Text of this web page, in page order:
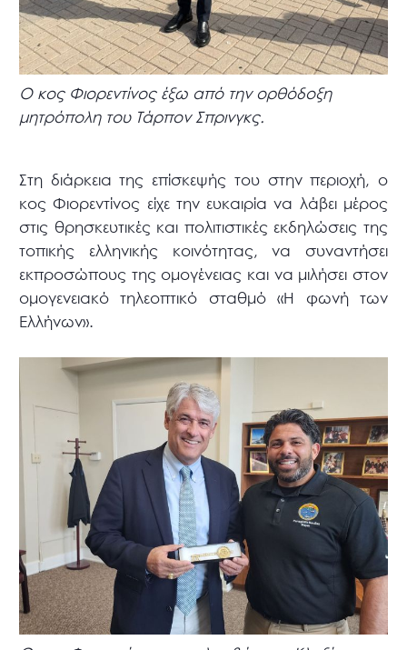
Ο κος Φιορεντίνος έξω από την ορθόδοξη
μητρόπολη του Τάρπον Σπρινγκς.
Στη διάρκεια της επίσκεψής του στην περιοχή, ο
κος Φιορεντίνος είχε την ευκαιρία να λάβει μέρος
στις θρησκευτικές και πολιτιστικές εκδηλώσεις της
τοπικής ελληνικής κοινότητας, να συναντήσει
εκπροσώπους της ομογένειας και να μιλήσει στον
ομογενειακό τηλεοπτικό σταθμό «Η φωνή των
Ελλήνων».